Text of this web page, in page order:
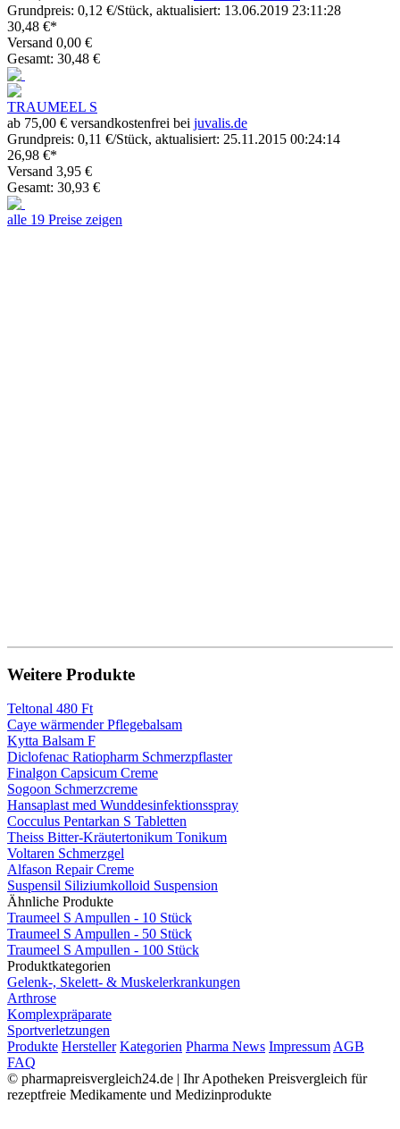
Grundpreis: 0,12 €/Stück, aktualisiert: 13.06.2019 23:11:28
30,48 €*
Versand 0,00 €
Gesamt: 30,48 €
TRAUMEEL S
ab 75,00 € versandkostenfrei bei juvalis.de
Grundpreis: 0,11 €/Stück, aktualisiert: 25.11.2015 00:24:14
26,98 €*
Versand 3,95 €
Gesamt: 30,93 €
alle 19 Preise zeigen
Weitere Produkte
Teltonal 480 Ft
Caye wärmender Pflegebalsam
Kytta Balsam F
Diclofenac Ratiopharm Schmerzpflaster
Finalgon Capsicum Creme
Sogoon Schmerzcreme
Hansaplast med Wunddesinfektionsspray
Cocculus Pentarkan S Tabletten
Theiss Bitter-Kräutertonikum Tonikum
Voltaren Schmerzgel
Alfason Repair Creme
Suspensil Siliziumkolloid Suspension
Ähnliche Produkte
Traumeel S Ampullen - 10 Stück
Traumeel S Ampullen - 50 Stück
Traumeel S Ampullen - 100 Stück
Produktkategorien
Gelenk-, Skelett- & Muskel­­erkrankungen
Arthrose
Komplexpräparate
Sportverletzungen
Produkte Hersteller Kategorien Pharma News Impressum AGB
FAQ
© pharmapreisvergleich24.de | Ihr Apotheken Preisvergleich für
rezeptfreie Medikamente und Medizinprodukte